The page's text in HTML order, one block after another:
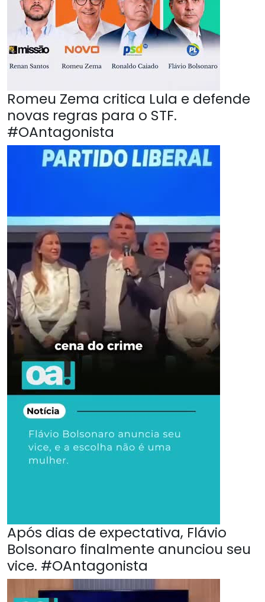
Romeu Zema critica Lula e defende
novas regras para o STF.
#OAntagonista
Após dias de expectativa, Flávio
Bolsonaro finalmente anunciou seu
vice. #OAntagonista